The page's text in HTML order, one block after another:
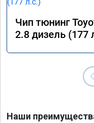
Чип тюнинг
2.8 дизель (177
Наши